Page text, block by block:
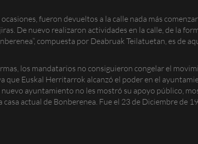
fueron devueltos a la calle nada más
De nuevo realizaron actividades en la calle, de la
compuesta por Deabruak Teilatuetan, es de
los mandatarios no consiguieron congelar el
que Euskal Herritarrok alcanzó el poder en el
ayuntamiento no les mostró su apoyo público,
actual de Bonberenea. Fue el 23 de Diciembre de